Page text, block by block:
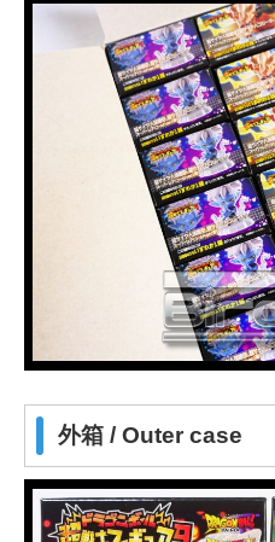
外箱 / Outer case